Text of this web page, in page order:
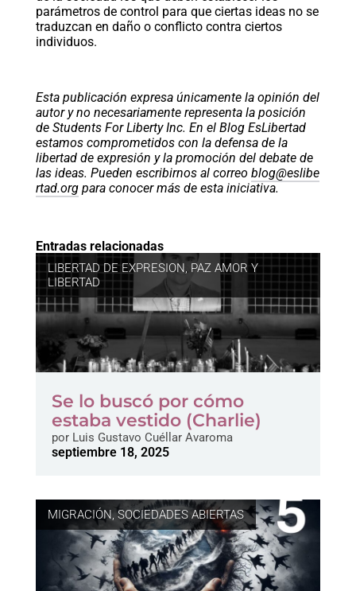
parámetros de control para que ciertas ideas no se
traduzcan en daño o conflicto contra ciertos
individuos.
Esta publicación expresa únicamente la opinión del
autor y no necesariamente representa la posición
de Students For Liberty Inc. En el Blog EsLibertad
estamos comprometidos con la defensa de la
libertad de expresión y la promoción del debate de
las ideas. Pueden escribirnos al correo blog@eslibe
rtad.orgpara conocer más de esta iniciativa.
Entradas relacionadas
LIBERTAD DE EXPRESION, PAZ AMOR Y
LIBERTAD
Se lo buscó por cómo
estaba vestido (Charlie)
porLuis Gustavo Cuéllar Avaroma
septiembre 18, 2025
MIGRACIÓN,SOCIEDADES ABIERTAS